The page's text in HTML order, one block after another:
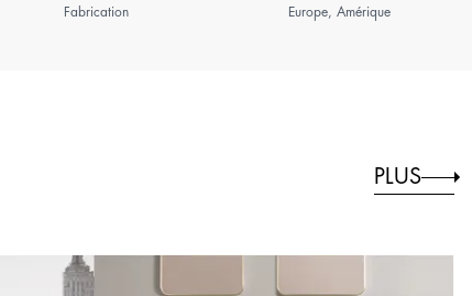
Fabrication Europe, Amérique
PLUS